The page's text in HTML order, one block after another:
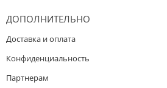
ДОПОЛНИТЕЛЬНО
Доставка и оплата
Конфиденциальность
Партнерам